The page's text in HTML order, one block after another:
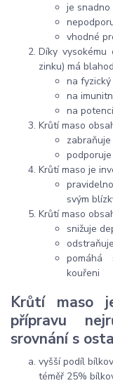
je
vhodné
Díky
zinku) má
na
na
na potenci
Krůtí maso
Krůtí maso je
svým
Krůtí maso
snižuje
pomáhá
kouřeni
Krůtí maso
přípravu
srovnání s
vyšší podíl
téměř 25%